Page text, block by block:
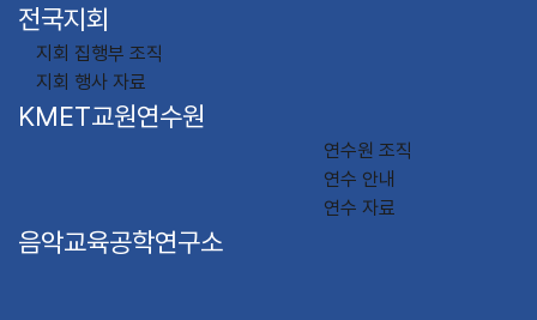
전국지회
지회 집행부 조직
지회 행사 자료
KMET교원연수원
연수원 조직
연수 안내
연수 자료
음악교육공학연구소